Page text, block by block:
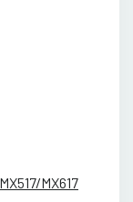
MX617